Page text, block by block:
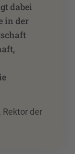
dabei
in der
Rektor der